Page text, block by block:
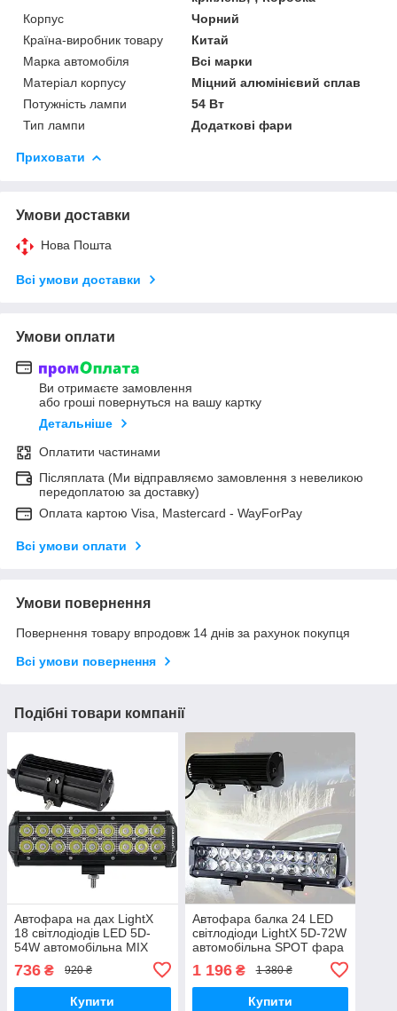
Корпус
Чорний
Країна-виробник товару
Китай
Марка автомобіля
Всі марки
Матеріал корпусу
Міцний алюмінієвий сплав
Потужність лампи
54 Вт
Тип лампи
Додаткові фари
Приховати
Умови доставки
Нова Пошта
Всі умови доставки
Умови оплати
Ви отримаєте замовлення
або гроші повернуться на вашу картку
Детальніше
Оплатити частинами
Післяплата (Ми відправляємо замовлення з невеликою
передоплатою за доставку)
Оплата картою Visa, Mastercard - WayForPay
Всі умови оплати
Умови повернення
Повернення товару впродовж 14 днів за рахунок покупця
Всі умови повернення
Подібні товари компанії
Автофара на дах LightX
18 світлодіодів LED 5D-
54W автомобільна MIX
736 ₴ 920 ₴
Купити
Автофара балка 24 LED
світлодіоди LightX 5D-72W
автомобільна SPOT фара
1 196₴ 1 380 ₴
Купити